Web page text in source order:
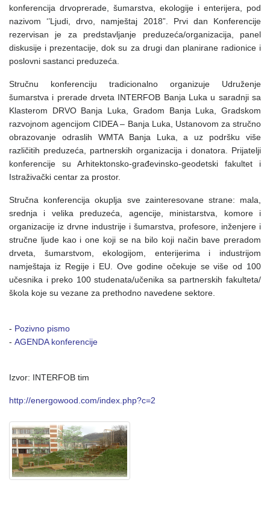
konferencija drvoprerade, šumarstva, ekologije i enterijera, pod
nazivom ‘’Ljudi, drvo, namještaj 2018”. Prvi dan Konferencije
rezervisan je za predstavljanje preduzeća/organizacija, panel
diskusije i prezentacije, dok su za drugi dan planirane radionice i
poslovni sastanci preduzeća.
Stručnu konferenciju tradicionalno organizuje Udruženje
šumarstva i prerade drveta INTERFOB Banja Luka u saradnji sa
Klasterom DRVO Banja Luka, Gradom Banja Luka, Gradskom
razvojnom agencijom CIDEA – Banja Luka, Ustanovom za stručno
obrazovanje odraslih WMTA Banja Luka, a uz podršku više
različitih preduzeća, partnerskih organizacija i donatora.
Prijatelji
konferencije su Arhitektonsko-građevinsko-geodetski fakultet i
Istraživački centar za prostor.
Stručna konferencija okuplja sve zainteresovane strane: mala,
srednja i velika preduzeća, agencije, ministarstva, komore i
organizacije iz drvne industrije i šumarstva, profesore, inženjere i
stručne ljude kao i one koji se na bilo koji način bave preradom
drveta, šumarstvom, ekologijom, enterijerima i industrijom
namještaja iz Regije i EU. Ove godine očekuje se više od 100
učesnika i preko 100 studenata/učenika sa partnerskih fakulteta/
škola koje su vezane za prethodno navedene sektore.
- Pozivno pismo
- AGENDA konferencije
Izvor: INTERFOB tim
http://energowood.com/index.php?c=2